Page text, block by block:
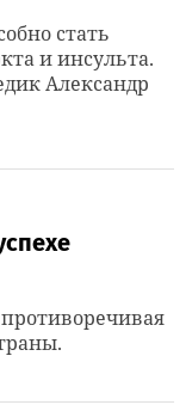
стать
и инсульта.
Александр